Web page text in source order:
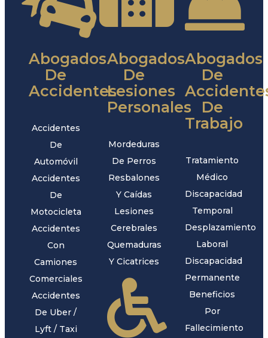
Abogados
De
Accidentes
Accidentes
De
Automóvil
Accidentes
De
Motocicleta
Accidentes
Con
Camiones
Comerciales
Accidentes
De Uber /
Lyft / Taxi
Abogados
De
Lesiones
Personales
Mordeduras
De Perros
Resbalones
Y Caídas
Lesiones
Cerebrales
Quemaduras
Y Cicatrices
Abogados
De
De
Trabajo
Tratamiento
Médico
Discapacidad
Temporal
Desplazamiento
Laboral
Discapacidad
Permanente
Beneficios
Por
Fallecimiento